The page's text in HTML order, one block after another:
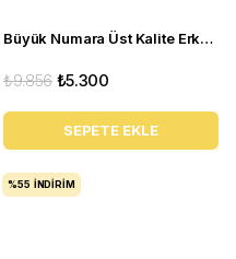
Büyük Numara Üst Kalite Erkek Klasik Ayakkabı - NV02 Siyah süet
₺5.300
₺9.856
SEPETE EKLE
%55 İNDIRIM